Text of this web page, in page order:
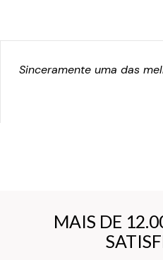
Sinceramente uma das
MAIS DE
MAIS DE